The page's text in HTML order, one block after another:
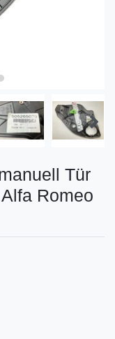
Tür
Romeo